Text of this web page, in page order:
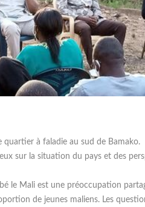
à faladie au sud de Bamako.
sur la situation du pays et des
le Mali est une préoccupation
de jeunes maliens. Les